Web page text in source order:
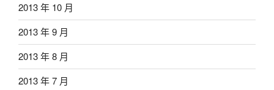
2013 年 10 月
2013 年 9 月
2013 年 8 月
2013 年 7 月